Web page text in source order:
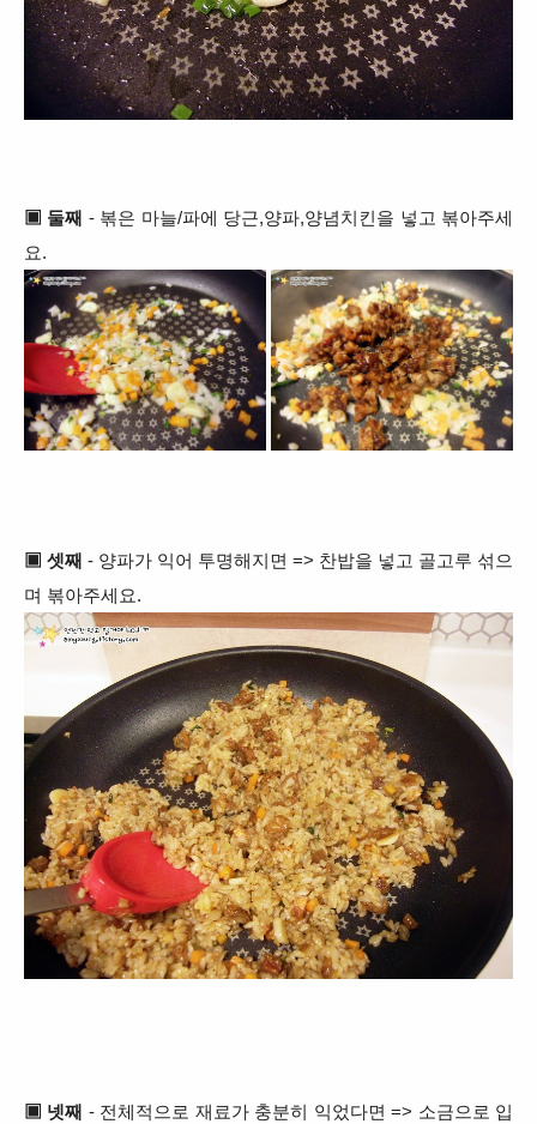
▣ 둘째 - 볶은 마늘/파에 당근,양파,양념치킨을 넣고 볶아주세
요.
▣ 셋째 - 양파가 익어 투명해지면 => 찬밥을 넣고 골고루 섞으
며 볶아주세요.
▣ 넷째 - 전체적으로 재료가 충분히 익었다면 => 소금으로 입